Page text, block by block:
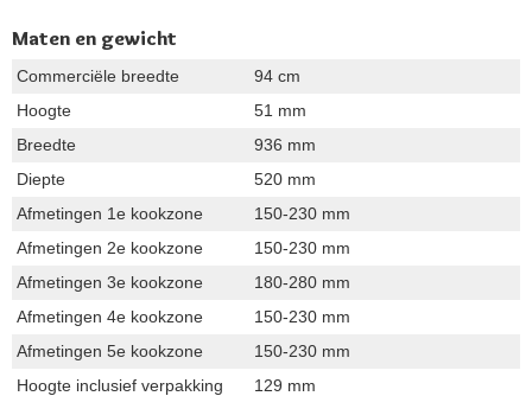
Maten en gewicht
Commerciële breedte
94 cm
Hoogte
51 mm
Breedte
936 mm
Diepte
520 mm
Afmetingen 1e kookzone
150-230 mm
Afmetingen 2e kookzone
150-230 mm
Afmetingen 3e kookzone
180-280 mm
Afmetingen 4e kookzone
150-230 mm
Afmetingen 5e kookzone
150-230 mm
Hoogte inclusief verpakking
129 mm